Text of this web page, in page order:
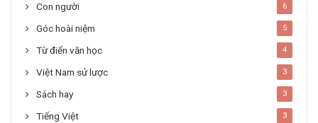
Con người 6
Góc hoài niệm 5
Từ điển văn học 4
Việt Nam sử lược 3
Sách hay 3
Tiếng Việt 3